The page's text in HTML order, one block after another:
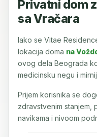
Privatni dom
sa Vračara
Iako se Vitae
lokacija doma na
ovog dela Beograda
medicinsku negu i
Prijem korisnika se
zdravstvenim stanjem,
navikama i nivoom